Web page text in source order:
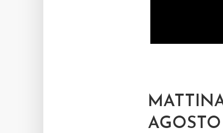
AGOSTO